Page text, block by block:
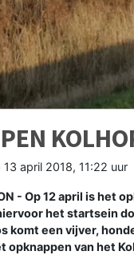
13 april 2018, 11:22 uur
- Op 12 april is het
het startsein
komt een vijver,
opknappen van het